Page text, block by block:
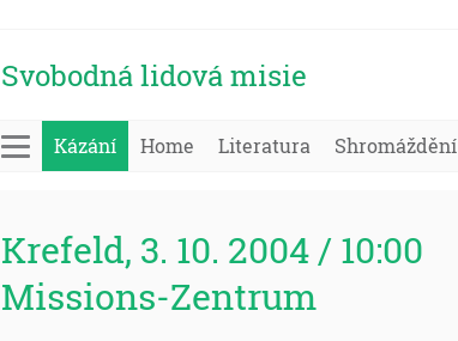
Svobodná lidová misie
Kázání Home Literatura Shromáždění
Krefeld, 3. 10. 2004 / 10:00
Missions-Zentrum